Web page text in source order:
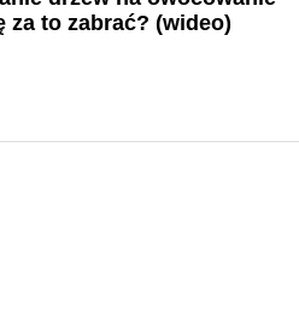
za to zabrać? (wideo)